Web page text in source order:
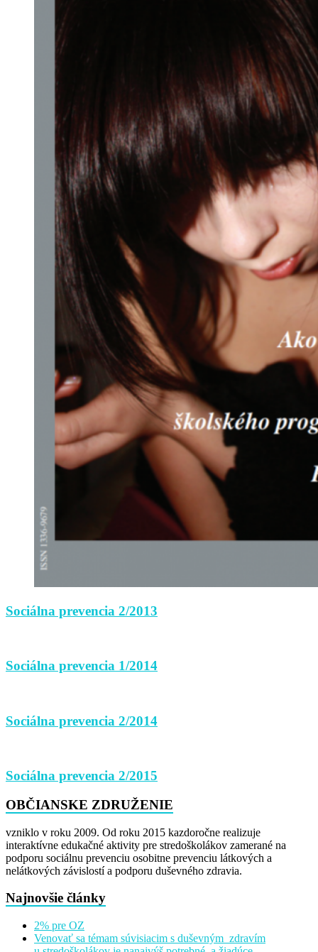
Sociálna prevencia 2/2013
Sociálna prevencia 1/2014
Sociálna prevencia 2/2014
Sociálna prevencia 2/2015
OBČIANSKE ZDRUŽENIE
vzniklo v roku 2009. Od roku 2015 kazdoročne realizuje
interaktívne edukačné aktivity pre stredoškolákov zamerané na
podporu sociálnu prevenciu osobitne prevenciu látkových a
nelátkových závislostí a podporu duševného zdravia.​
Najnovšie články
2% pre OZ
Venovať sa témam súvisiacim s duševným zdravím